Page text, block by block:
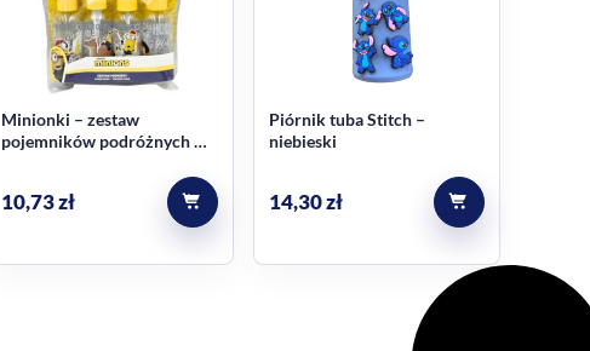
Minionki – zestaw
pojemników podróżnych w
10,73zł
Piórnik tuba Stitch –
niebieski
14,30zł